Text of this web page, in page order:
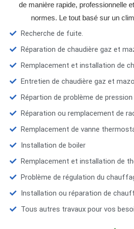
de manière rapide, professionnelle
normes. Le tout basé sur un
Recherche de fuite.
Réparation de chaudière gaz et
Remplacement et installation de
Entretien de chaudière gaz et
Répartion de problème de pression
Réparation ou remplacement de
Remplacement de vanne
Installation de boiler
Remplacement et installation de
Problème de régulation du
Installation ou réparation de
Tous autres travaux pour vos